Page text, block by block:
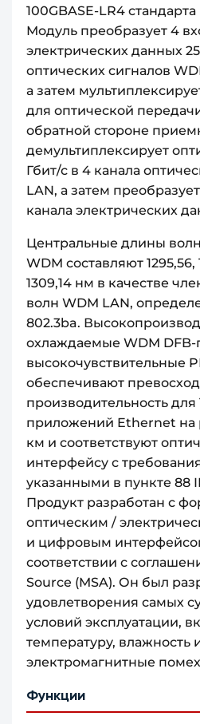
100GBASE-LR4
Модуль преобразует 4
электрических данных
оптических сигналов
а затем
для оптической
обратной стороне
демультиплексирует
Гбит/с в 4 канала
LAN, а затем
канала электрических
Центральные длины
WDM составляют 1295,56,
1309,14 нм в качестве
волн WDM LAN,
802.3ba.
охлаждаемые WDM DFB-
высокочувствительные
обеспечивают
производительность
приложений Ethernet на
км и соответствуют
интерфейсу с
указанными в пункте 88
Продукт разработан с
оптическим /
и цифровым
соответствии с
Source (MSA). Он был
удовлетворения самых
условий эксплуатации,
температуру, влажность
электромагнитные
Функции